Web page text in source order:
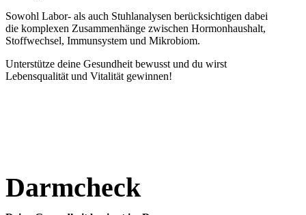
Sowohl Labor- als auch Stuhlanalysen berücksichtigen dabei
die komplexen Zusammenhänge zwischen Hormonhaushalt,
Stoffwechsel, Immunsystem und Mikrobiom.
Unterstütze deine Gesundheit bewusst und du wirst
Lebensqualität und Vitalität gewinnen!
Darmcheck